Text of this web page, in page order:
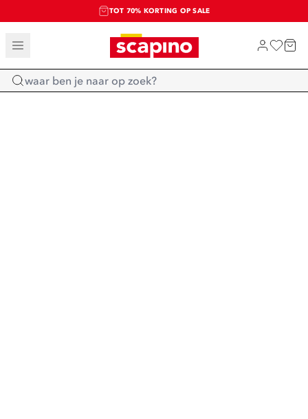
TOT 70% KORTING OP SALE
SALE: LAATSTE KANS!
SHOP NIEUW
Home